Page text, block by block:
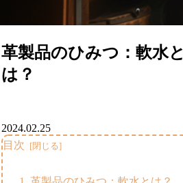
革製品のひみつ：軟水と
は？
2024.02.25
目次